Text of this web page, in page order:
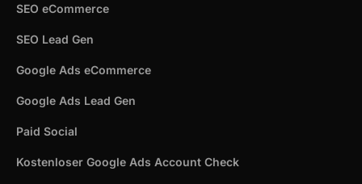
SEO eCommerce
SEO Lead Gen
Google Ads eCommerce
Google Ads Lead Gen
Paid Social
Kostenloser Google Ads Account Check